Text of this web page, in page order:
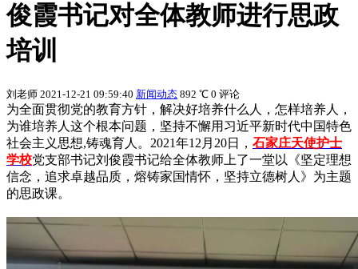
俊霞书记对全体教师进行思政
培训
刘老师 2021-12-21 09:59:40 新闻动态 892 ℃ 0 评论
为全面贯彻党的教育方针，解决好培养什么人，怎样培养人，
为谁培养人这个根本问题，坚持不懈用习近平新时代中国特色
社会主义思想,铸魂育人。2021年12月20日， 石家庄天使护士
学校党支部书记刘俊霞书记给全体教师上了一堂以《坚定理想
信念，追求卓越品质，熔铸家国情怀，坚持立德树人》为主题
的思政课。